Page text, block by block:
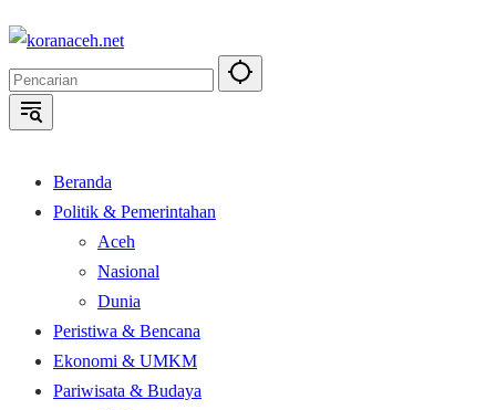
Langsung
konten
Beranda
Politik & Pemerintahan
Aceh
Nasional
Dunia
Peristiwa & Bencana
Ekonomi & UMKM
Pariwisata & Budaya